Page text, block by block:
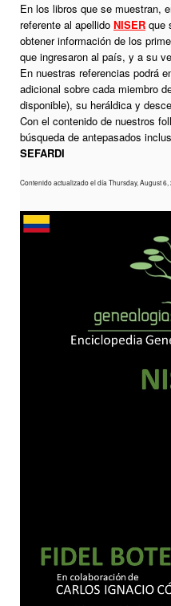
En los libros que se muestran,
referente al apellido NISER que
obtener información de los
que ingresaron al país, y a su
En nuestras referencias podrá
adicional sobre cada miembro
disponible), su heráldica y
Con el contenido de nuestros
búsqueda de antepasados
SEFARDI
Contenido actualizado el día Thursday, August 6,